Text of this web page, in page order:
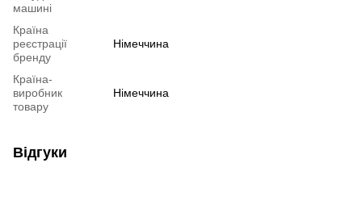
машині
Країна
реєстрації
бренду
Німеччина
Країна-
виробник
товару
Німеччина
Відгуки